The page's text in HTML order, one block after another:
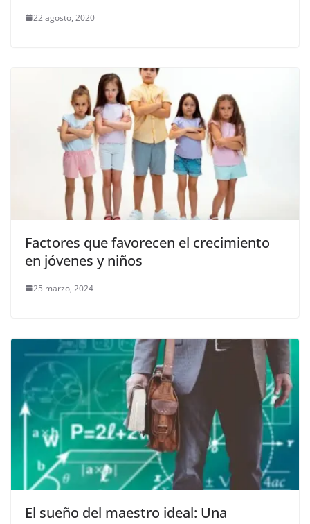
22 agosto, 2020
Factores que favorecen el crecimiento
en jóvenes y niños
25 marzo, 2024
El sueño del maestro ideal: Una